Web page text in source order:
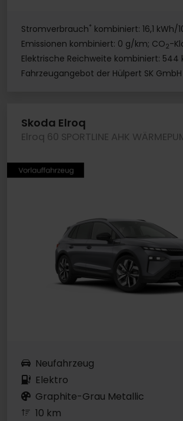
Stromverbrauch* kombiniert: 16,1 kWh/
Emissionen kombiniert: 0 g/km; CO2-
Elektrische Reichweite kombiniert: 544
Fahrzeugangebot der Hülpert SK GmbH
Skoda Elroq
Neufahrzeug
Elektro
Graphite-Grau Metallic
10 km